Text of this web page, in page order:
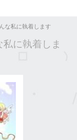
な私に執着します
に執着しま